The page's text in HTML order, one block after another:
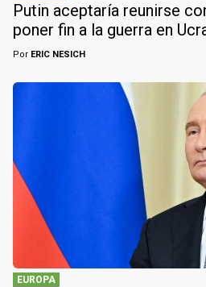
Putin aceptaría reunirse
poner fin a la guerra en
Por ERIC NESICH
EUROPA